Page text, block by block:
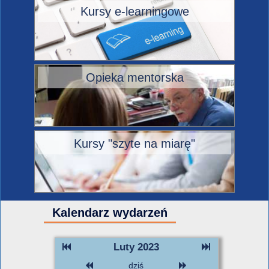
Kursy e-learningowe
Opieka mentorska
Kursy "szyte na miarę"
Kalendarz wydarzeń
Luty 2023
dziś